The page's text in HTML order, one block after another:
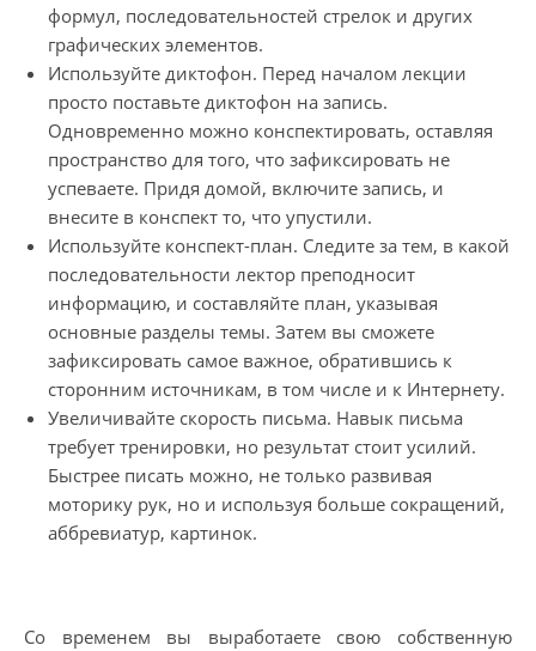
формул, последовательностей стрелок и других
графических элементов.
Используйте диктофон. Перед началом лекции
просто поставьте диктофон на запись.
Одновременно можно конспектировать, оставляя
пространство для того, что зафиксировать не
успеваете. Придя домой, включите запись, и
внесите в конспект то, что упустили.
Используйте конспект-план. Следите за тем, в какой
последовательности лектор преподносит
информацию, и составляйте план, указывая
основные разделы темы. Затем вы сможете
зафиксировать самое важное, обратившись к
сторонним источникам, в том числе и к Интернету.
Увеличивайте скорость письма. Навык письма
требует тренировки, но результат стоит усилий.
Быстрее писать можно, не только развивая
моторику рук, но и используя больше сокращений,
аббревиатур, картинок.
Со временем вы выработаете свою собственную